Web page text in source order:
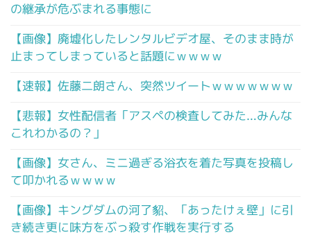
の継承が危ぶまれる事態に
【画像】廃墟化したレンタルビデオ屋、そのまま時が
止まってしまっていると話題にｗｗｗｗ
【速報】佐藤二朗さん、突然ツイートｗｗｗｗｗｗｗ
【悲報】女性配信者「アスペの検査してみた…みんな
これわかるの？」
【画像】女さん、ミニ過ぎる浴衣を着た写真を投稿し
て叩かれるｗｗｗｗ
【画像】キングダムの河了貂、「あったけぇ壁」に引
き続き更に味方をぶっ殺す作戦を実行する